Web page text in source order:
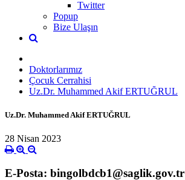
Twitter
Popup
Bize Ulaşın
Doktorlarımız
Çocuk Cerrahisi
Uz.Dr. Muhammed Akif ERTUĞRUL
Uz.Dr. Muhammed Akif ERTUĞRUL
28 Nisan 2023
E-Posta: bingolbdcb1@saglik.gov.tr